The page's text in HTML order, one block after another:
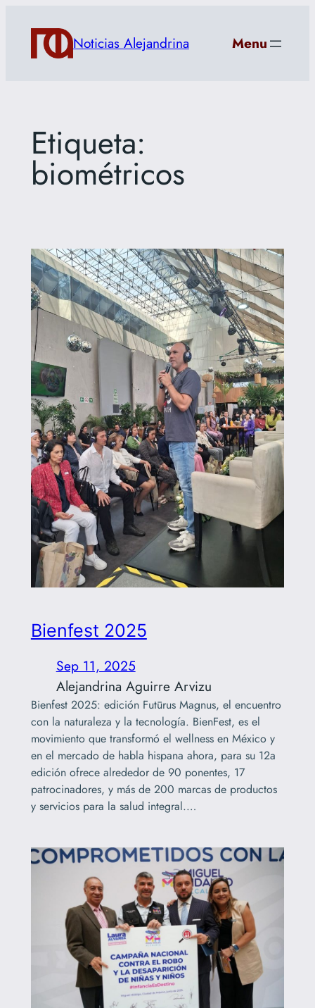
contenido
Noticias Alejandrina Menu
Etiqueta:
biométricos
Bienfest 2025
Sep 11, 2025
Alejandrina Aguirre Arvizu
Bienfest 2025: edición Futūrus Magnus, el encuentro
con la naturaleza y la tecnología. BienFest, es el
movimiento que transformó el wellness en México y
en el mercado de habla hispana ahora, para su 12a
edición ofrece alrededor de 90 ponentes, 17
patrocinadores, y más de 200 marcas de productos
y servicios para la salud integral.…